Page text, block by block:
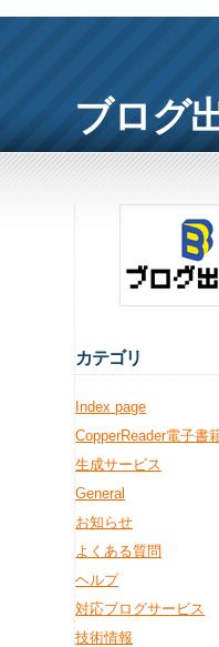
ブログ
カテゴリ
Index page
CopperReader電子書
生成サービス
General
お知らせ
よくある質問
ヘルプ
対応ブログサービス
技術情報